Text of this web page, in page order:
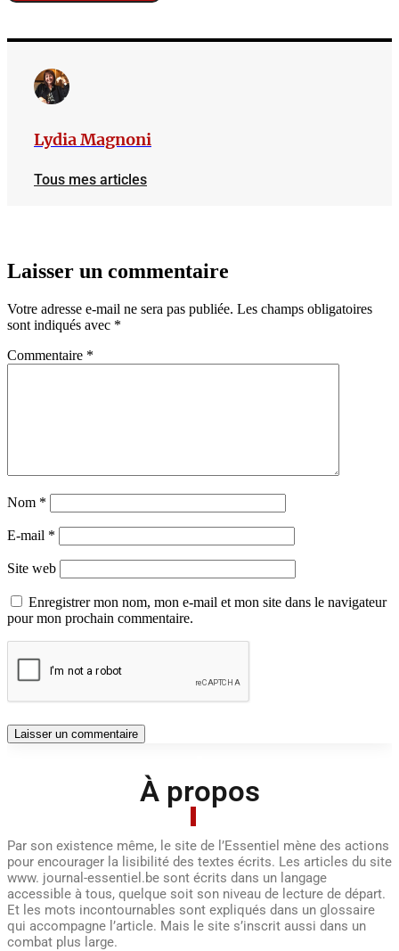
Lydia Magnoni
Tous mes articles
Laisser un commentaire
Votre adresse e-mail ne sera pas publiée. Les champs obligatoires
sont indiqués avec *
Commentaire *
Nom *
E-mail *
Site web
Enregistrer mon nom, mon e-mail et mon site dans le navigateur
pour mon prochain commentaire.
À propos
Par son existence même, le site de l’Essentiel mène des actions
pour encourager la lisibilité des textes écrits. Les articles du site
www. journal-essentiel.be sont écrits dans un langage
accessible à tous, quelque soit son niveau de lecture de départ.
Et les mots incontournables sont expliqués dans un glossaire
qui accompagne l’article. Mais le site s’inscrit aussi dans un
combat plus large.